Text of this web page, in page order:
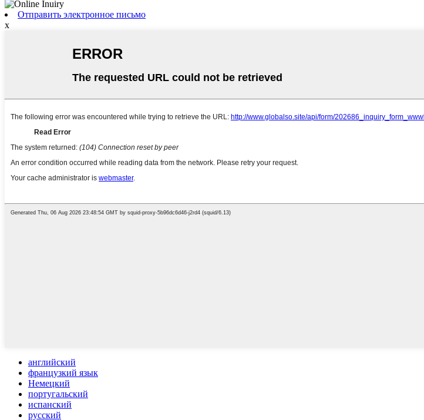
Отправить электронное письмо
x
английский
французкий язык
Немецкий
португальский
испанский
русский